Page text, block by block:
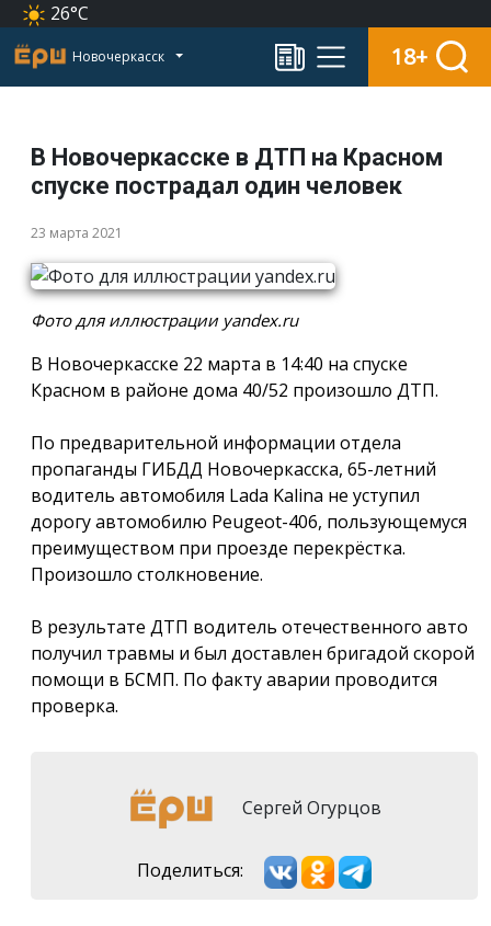
26°C
Новочеркасск 18+
В Новочеркасске в ДТП на Красном
спуске пострадал один человек
23 марта 2021
Фото для иллюстрации yandex.ru
В Новочеркасске 22 марта в 14:40 на спуске
Красном в районе дома 40/52 произошло ДТП.
По предварительной информации отдела
пропаганды ГИБДД Новочеркасска, 65-летний
водитель автомобиля Lada Kalina не уступил
дорогу автомобилю Peugeot-406, пользующемуся
преимуществом при проезде перекрёстка.
Произошло столкновение.
В результате ДТП водитель отечественного авто
получил травмы и был доставлен бригадой скорой
помощи в БСМП. По факту аварии проводится
проверка.
Сергей Огурцов
Поделиться: